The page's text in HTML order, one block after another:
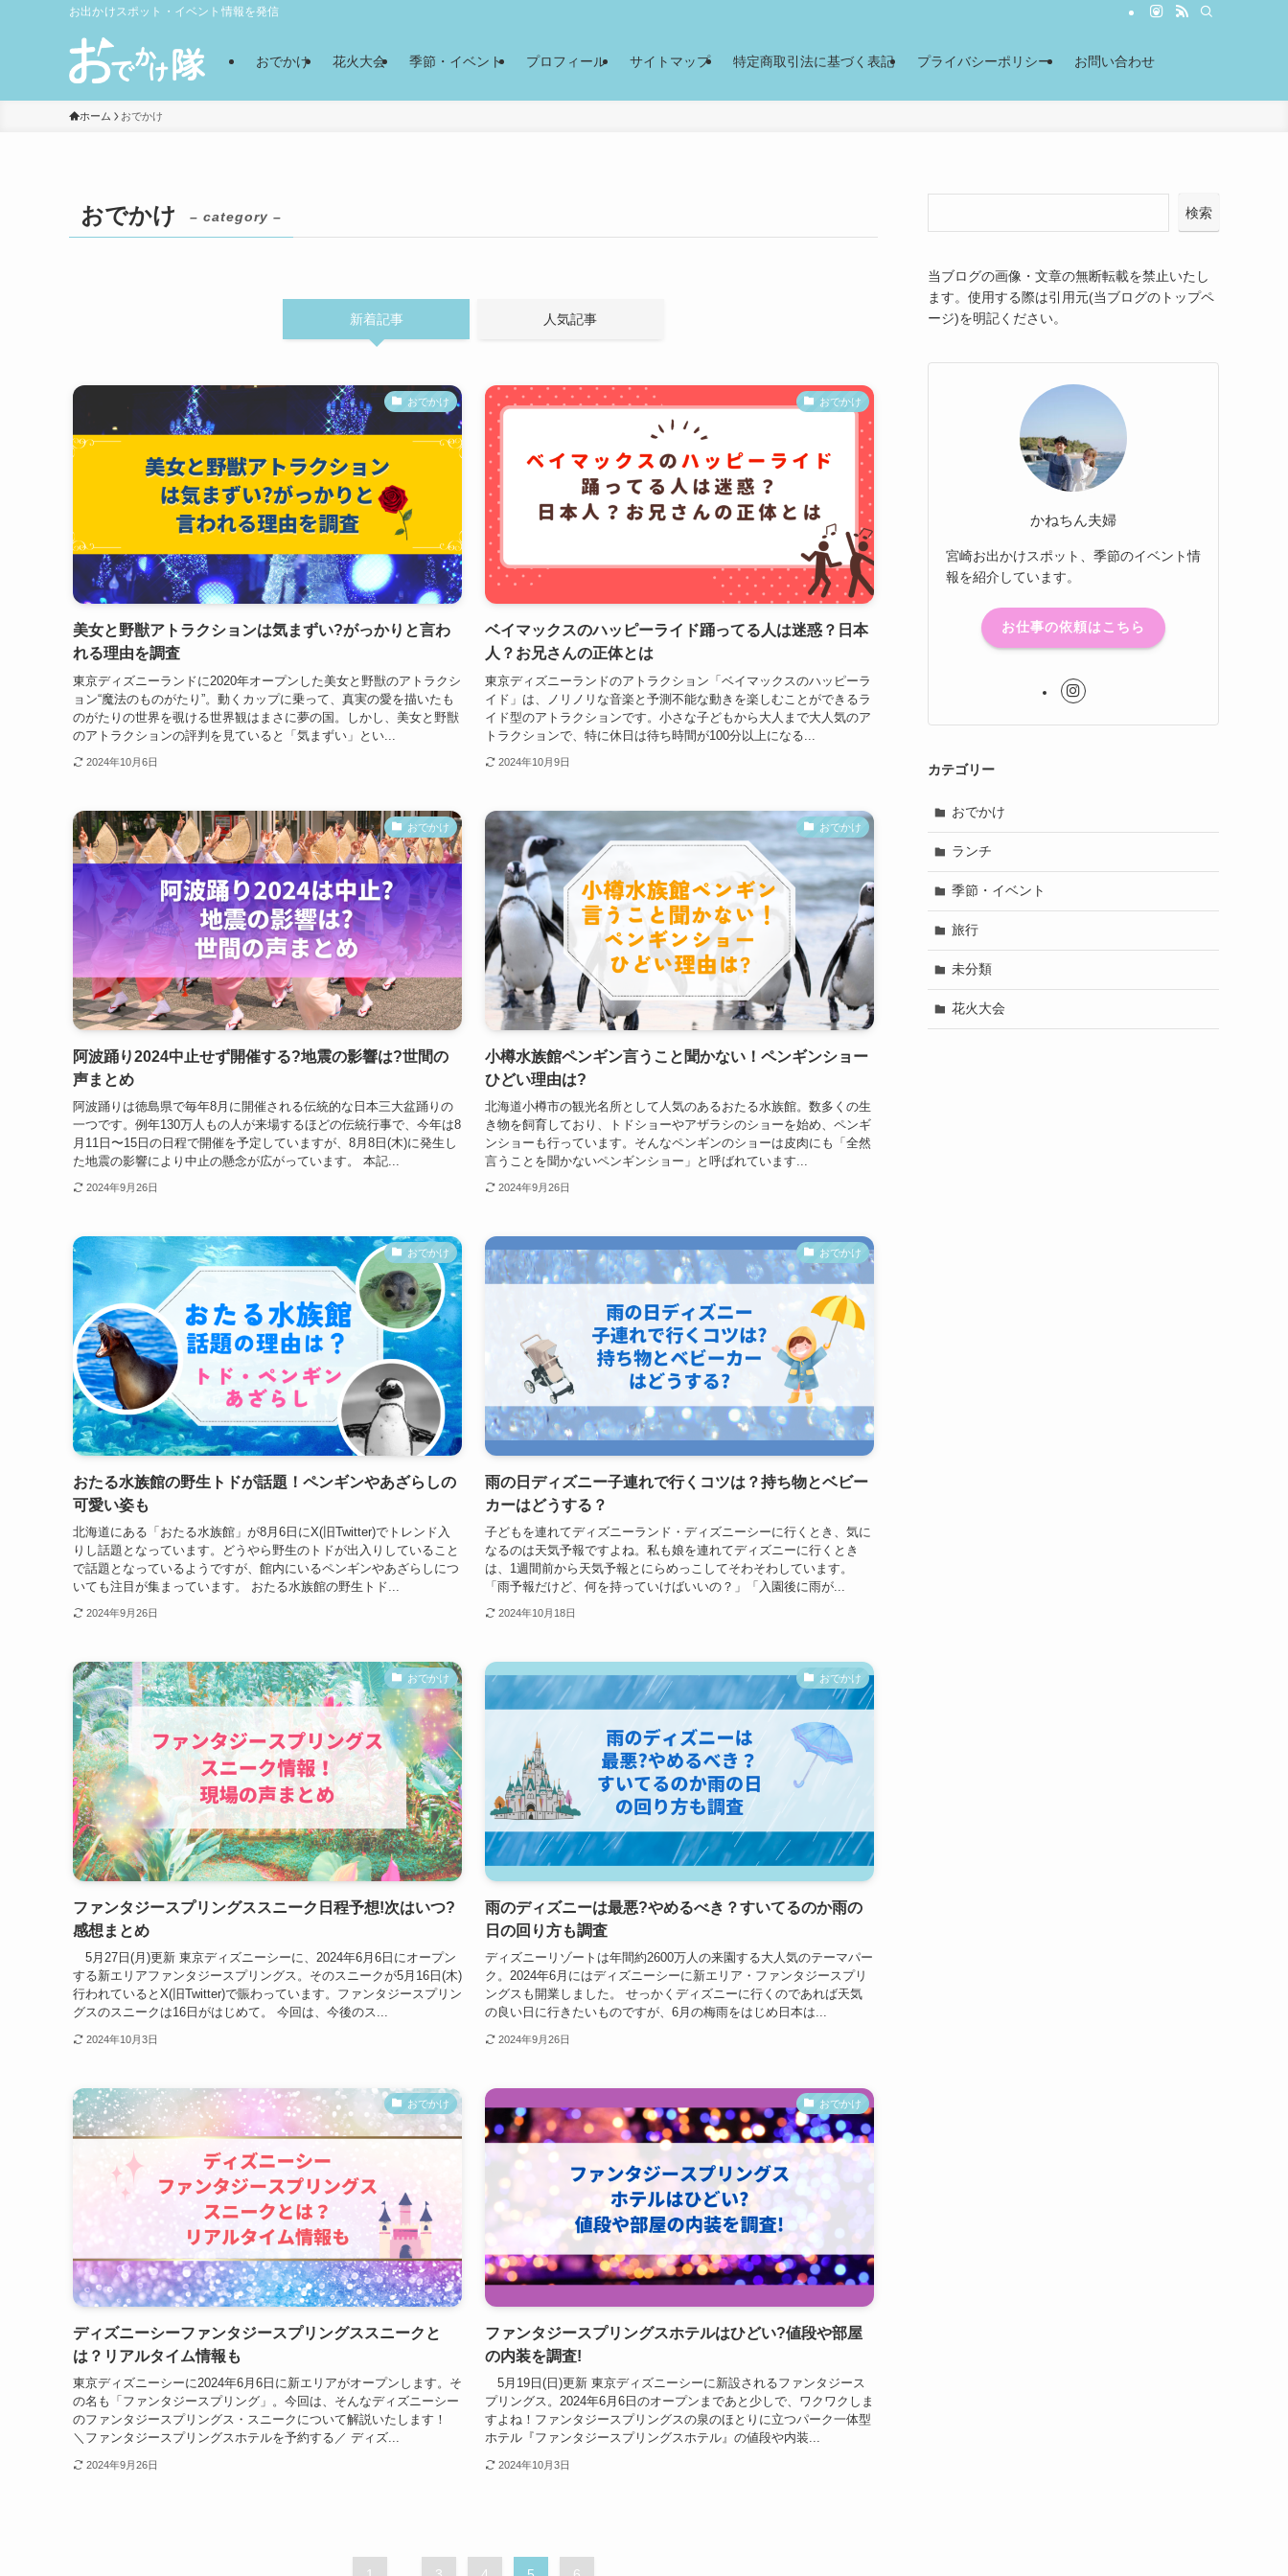
お出かけスポット・イベント情報を発信
おでかけ 花火大会 季節・イベント プロフィール サイトマップ 特定商取引法に基づく表記 プライバシーポリシー お問い合わせ
ホーム おでかけ
おでかけ – category –
新着記事 人気記事
おでかけ
美女と野獣アトラクションは気まずい?がっかりと言わ
れる理由を調査
東京ディズニーランドに2020年オープンした美女と野獣のアトラクシ
ョン“魔法のものがたり”。動くカップに乗って、真実の愛を描いたも
のがたりの世界を覗ける世界観はまさに夢の国。しかし、美女と野獣
のアトラクションの評判を見ていると「気まずい」とい...
2024年10月6日
おでかけ
ベイマックスのハッピーライド踊ってる人は迷惑？日本
人？お兄さんの正体とは
東京ディズニーランドのアトラクション「ベイマックスのハッピーラ
イド」は、ノリノリな音楽と予測不能な動きを楽しむことができるラ
イド型のアトラクションです。小さな子どもから大人まで大人気のア
トラクションで、特に休日は待ち時間が100分以上になる...
2024年10月9日
おでかけ
阿波踊り2024中止せず開催する?地震の影響は?世間の
声まとめ
阿波踊りは徳島県で毎年8月に開催される伝統的な日本三大盆踊りの
一つです。例年130万人もの人が来場するほどの伝統行事で、今年は8
月11日〜15日の日程で開催を予定していますが、8月8日(木)に発生し
た地震の影響により中止の懸念が広がっています。 本記...
2024年9月26日
おでかけ
小樽水族館ペンギン言うこと聞かない！ペンギンショー
ひどい理由は?
北海道小樽市の観光名所として人気のあるおたる水族館。数多くの生
き物を飼育しており、トドショーやアザラシのショーを始め、ペンギ
ンショーも行っています。そんなペンギンのショーは皮肉にも「全然
言うことを聞かないペンギンショー」と呼ばれています...
2024年9月26日
おでかけ
おたる水族館の野生トドが話題！ペンギンやあざらしの
可愛い姿も
北海道にある「おたる水族館」が8月6日にX(旧Twitter)でトレンド入
りし話題となっています。どうやら野生のトドが出入りしていること
で話題となっているようですが、館内にいるペンギンやあざらしにつ
いても注目が集まっています。 おたる水族館の野生トド...
2024年9月26日
おでかけ
雨の日ディズニー子連れで行くコツは？持ち物とベビー
カーはどうする？
子どもを連れてディズニーランド・ディズニーシーに行くとき、気に
なるのは天気予報ですよね。私も娘を連れてディズニーに行くとき
は、1週間前から天気予報とにらめっこしてそわそわしています。
「雨予報だけど、何を持っていけばいいの？」「入園後に雨が...
2024年10月18日
おでかけ
ファンタジースプリングススニーク日程予想!次はいつ?
感想まとめ
5月27日(月)更新 東京ディズニーシーに、2024年6月6日にオープン
する新エリアファンタジースプリングス。そのスニークが5月16日(木)
行われているとX(旧Twitter)で賑わっています。ファンタジースプリン
グスのスニークは16日がはじめて。 今回は、今後のス...
2024年10月3日
おでかけ
雨のディズニーは最悪?やめるべき？すいてるのか雨の
日の回り方も調査
ディズニーリゾートは年間約2600万人の来園する大人気のテーマパー
ク。2024年6月にはディズニーシーに新エリア・ファンタジースプリ
ングスも開業しました。 せっかくディズニーに行くのであれば天気
の良い日に行きたいものですが、6月の梅雨をはじめ日本は...
2024年9月26日
おでかけ
ディズニーシーファンタジースプリングススニークと
は？リアルタイム情報も
東京ディズニーシーに2024年6月6日に新エリアがオープンします。そ
の名も「ファンタジースプリング」。今回は、そんなディズニーシー
のファンタジースプリングス・スニークについて解説いたします！
＼ファンタジースプリングスホテルを予約する／ ディズ...
2024年9月26日
おでかけ
ファンタジースプリングスホテルはひどい?値段や部屋
の内装を調査!
5月19日(日)更新 東京ディズニーシーに新設されるファンタジース
プリングス。2024年6月6日のオープンまであと少しで、ワクワクしま
すよね！ファンタジースプリングスの泉のほとりに立つパーク一体型
ホテル『ファンタジースプリングスホテル』の値段や内装...
2024年10月3日
検索
当ブログの画像・文章の無断転載を禁止いたし
ます。使用する際は引用元(当ブログのトップペ
ージ)を明記ください。
かねちん夫婦
宮崎お出かけスポット、季節のイベント情
報を紹介しています。
お仕事の依頼はこちら
カテゴリー
おでかけ
ランチ
季節・イベント
旅行
未分類
花火大会